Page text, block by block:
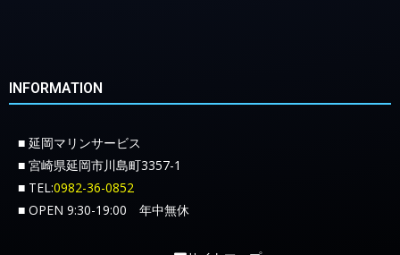
INFORMATION
■ 延岡マリンサービス
■ 宮崎県延岡市川島町3357-1
■ TEL:0982-36-0852
■ OPEN 9:30-19:00 年中無休